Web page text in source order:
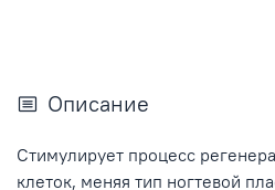
Описание
Стимулирует процесс
клеток, меняя тип ногтевой